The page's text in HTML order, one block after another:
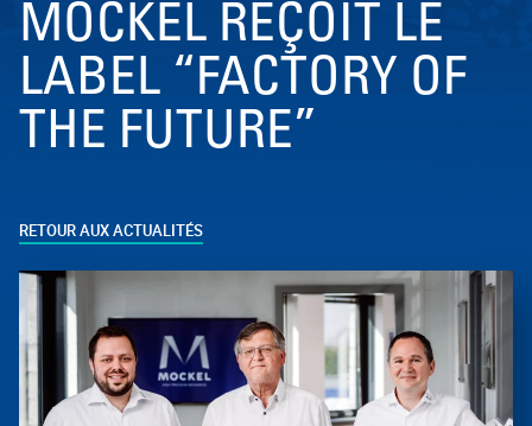
MOCKEL REÇOIT LE
LABEL “FACTORY OF
THE FUTURE”
RETOUR AUX ACTUALITÉS